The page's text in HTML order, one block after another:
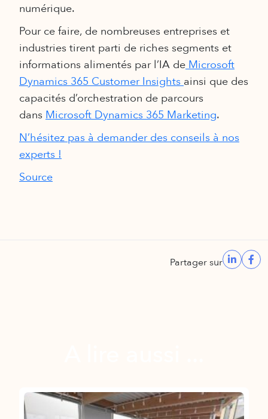
numérique.
Pour ce faire, de nombreuses entreprises et
industries tirent parti de riches segments et
informations alimentés par l’IA deMicrosoft
Dynamics 365 Customer Insightsainsi que des
capacités d’orchestration de parcours
dans Microsoft Dynamics 365 Marketing.
N’hésitez pas à demander des conseils à nos
experts !
Source
Partager sur